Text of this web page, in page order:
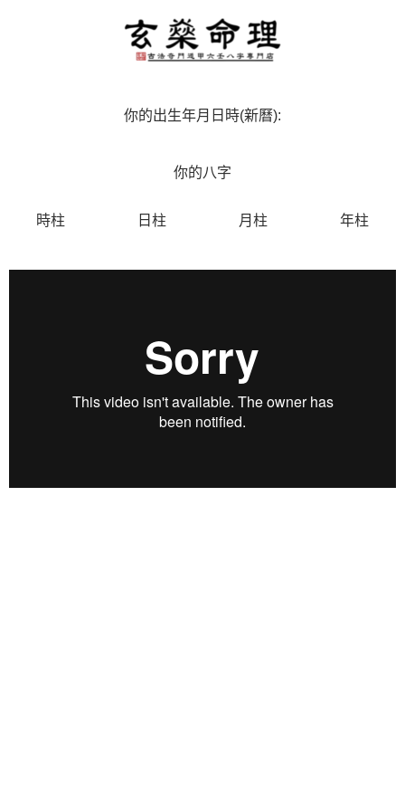
你的出生年月日時(新曆):
你的八字
時柱 日柱 月柱 年柱